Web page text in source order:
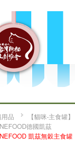
品
【貓咪-主食罐】
德國凱茲
凱茲無穀主食罐